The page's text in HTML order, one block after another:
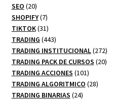
SEO 2020
productos
SHOPIFY 77
productos
TIKTOK 3131
productos
TRADING 443443
productos
TRADING INSTITUCIONAL 272272
TRADING PACK DE CURSOS 2020
TRADING ACCIONES 101101
productos
TRADING ALGORITMICO 2828
TRADING BINARIAS 2424